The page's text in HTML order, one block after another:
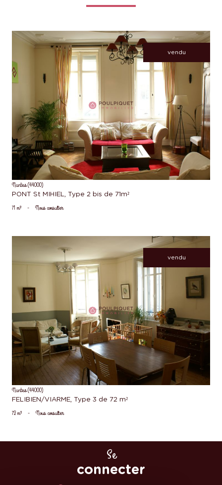
vendu
voir le bien
Nantes (44000)
PONT St MIHIEL, Type 2 bis de 71m²
71 m²
- Nous consulter
vendu
voir le bien
Nantes (44000)
FELIBIEN/VIARME, Type 3 de 72 m²
72 m²
- Nous consulter
Se
connecter